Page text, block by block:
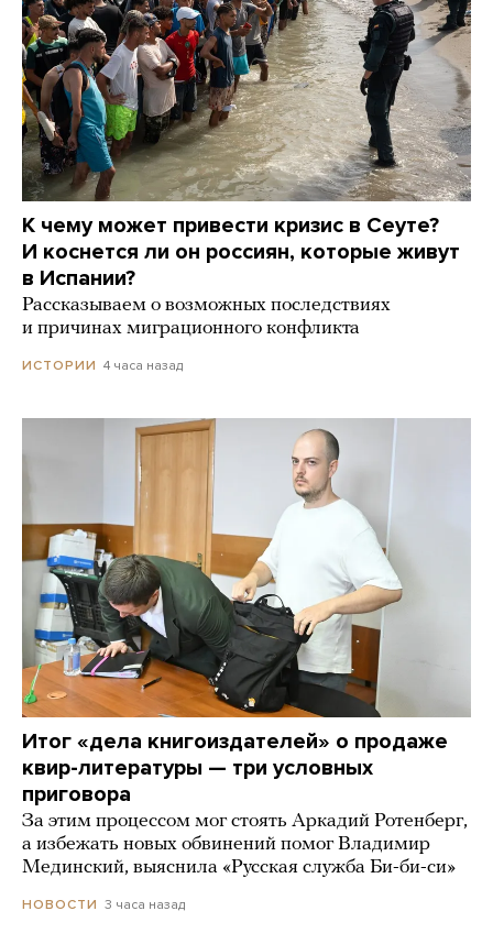
К чему может привести кризис в Сеуте?
И коснется ли он россиян, которые живут
в Испании?
Рассказываем о возможных последствиях
и причинах миграционного конфликта
ИСТОРИИ 4 часа назад
Итог «дела книгоиздателей» о продаже
квир-литературы — три условных
приговора
За этим процессом мог стоять Аркадий Ротенберг,
а избежать новых обвинений помог Владимир
Мединский, выяснила «Русская служба Би-би-си»
НОВОСТИ 3 часа назад